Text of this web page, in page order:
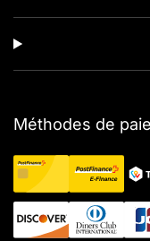
Méthodes de